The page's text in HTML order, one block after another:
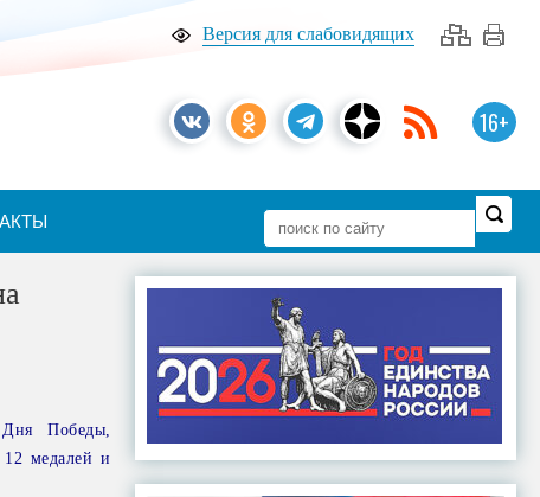
Версия для слабовидящих
16+
Победы,
медалей и